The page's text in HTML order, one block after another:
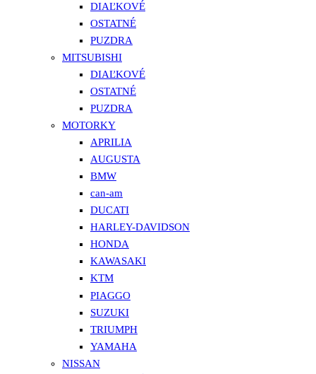
DIAĽKOVÉ
OSTATNÉ
PUZDRA
MITSUBISHI
DIAĽKOVÉ
OSTATNÉ
PUZDRA
MOTORKY
APRILIA
AUGUSTA
BMW
can-am
DUCATI
HARLEY-DAVIDSON
HONDA
KAWASAKI
KTM
PIAGGO
SUZUKI
TRIUMPH
YAMAHA
NISSAN